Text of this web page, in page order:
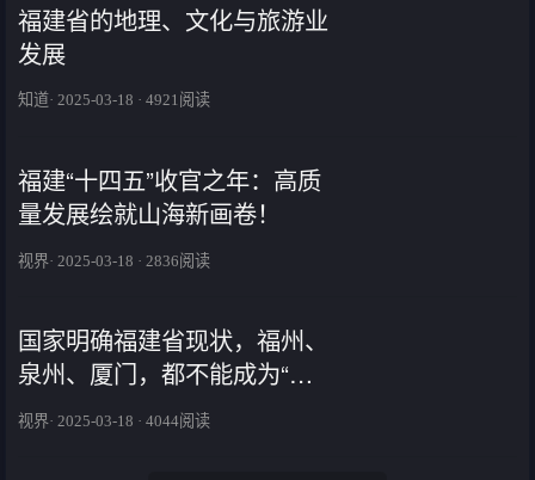
福建省的地理、文化与旅游业
发展
知道· 2025-03-18 · 4921阅读
福建“十四五”收官之年：高质
量发展绘就山海新画卷！
视界· 2025-03-18 · 2836阅读
国家明确福建省现状，福州、
泉州、厦门，都不能成为“超
大城市”
视界· 2025-03-18 · 4044阅读